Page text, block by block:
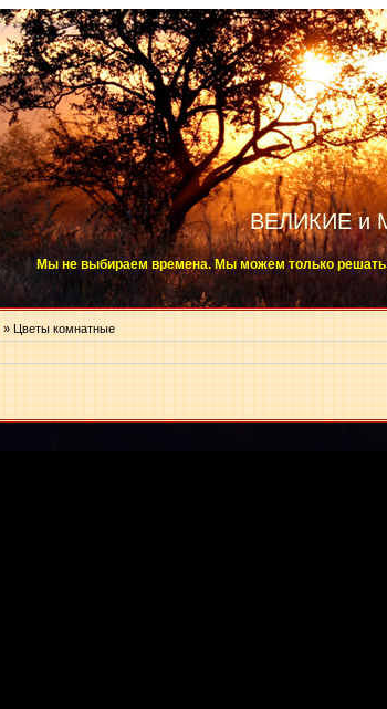
ВЕЛИКИЕ и
Мы не выбираем времена. Мы можем только решать,
» Цветы комнатные